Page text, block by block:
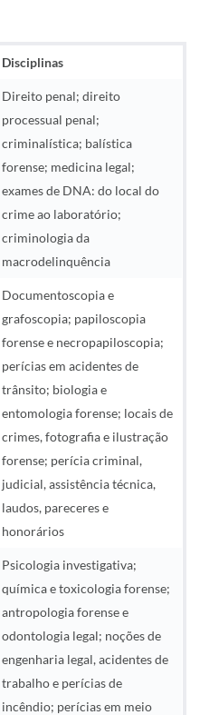
Disciplinas
Direito penal; direito
processual penal;
criminalística; balística
forense; medicina legal;
exames de DNA: do local do
crime ao laboratório;
criminologia da
macrodelinquência
Documentoscopia e
grafoscopia; papiloscopia
forense e necropapiloscopia;
perícias em acidentes de
trânsito; biologia e
entomologia forense; locais de
crimes, fotografia e ilustração
forense; perícia criminal,
judicial, assistência técnica,
laudos, pareceres e
honorários
Psicologia investigativa;
química e toxicologia forense;
antropologia forense e
odontologia legal; noções de
engenharia legal, acidentes de
trabalho e perícias de
incêndio; perícias em meio